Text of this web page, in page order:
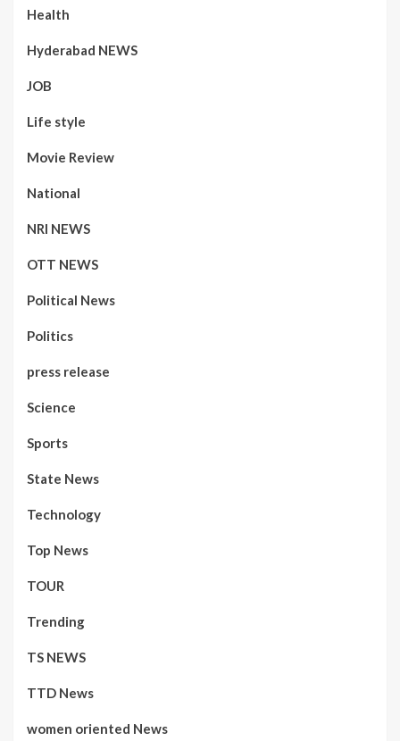
Health
Hyderabad NEWS
JOB
Life style
Movie Review
National
NRI NEWS
OTT NEWS
Political News
Politics
press release
Science
Sports
State News
Technology
Top News
TOUR
Trending
TS NEWS
TTD News
women oriented News